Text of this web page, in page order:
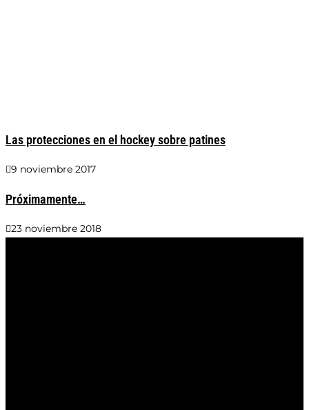
Las protecciones en el hockey sobre patines
9 noviembre 2017
Próximamente…
23 noviembre 2018